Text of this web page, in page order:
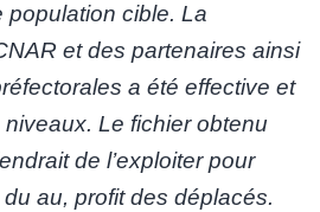
population cible. La
et des partenaires ainsi
a été effective et
Le fichier obtenu
de l’exploiter pour
au, profit des déplacés.